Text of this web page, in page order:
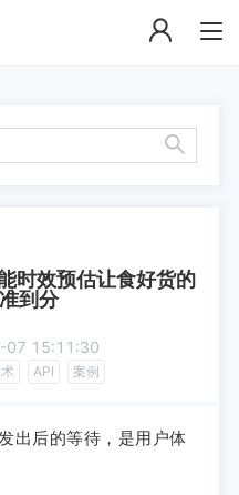
时效预估让食好货的
到分
07 15:11:30
API 案例
出后的等待，是用户体